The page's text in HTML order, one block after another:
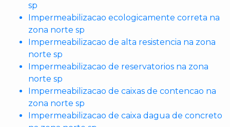
sp
Impermeabilizacao ecologicamente correta na
zona norte sp
Impermeabilizacao de alta resistencia na zona
norte sp
Impermeabilizacao de reservatorios na zona
norte sp
Impermeabilizacao de caixas de contencao na
zona norte sp
Impermeabilizacao de caixa dagua de concreto